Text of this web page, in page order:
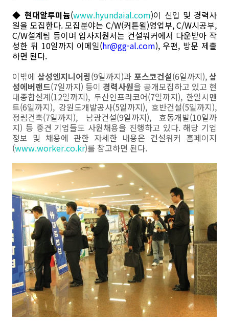
◆현대알루미늄(www.hyundaial.com)이 신입 및 경력사
원을 모집한다. 모집분야는 C/W(커튼윌)영업부, C/W시공부,
C/W설계팀 등이며 입사지원서는 건설워커에서 다운받아 작
성한 뒤 10일까지 이메일(hr@gg-al.com), 우편, 방문 제출
하면 된다.
이밖에 삼성엔지니어링(9일까지)과 포스코건설(6일까지),삼
성에버랜드(7일까지) 등이 경력사원을 공개모집하고 있고 현
대종합설계(12일까지), 두산인프라코어(7일까지), 한일시멘
트(6일까지), 강원도개발공사(5일까지), 호반건설(5일까지),
정림건축(7일까지), 남광건설(9일까지), 효동개발(10일까
지) 등 중견 기업들도 사원채용을 진행하고 있다. 해당 기업
정보 및 채용에 관한 자세한 내용은 건설워커 홈페이지
(www.worker.co.kr)를 참고하면 된다.